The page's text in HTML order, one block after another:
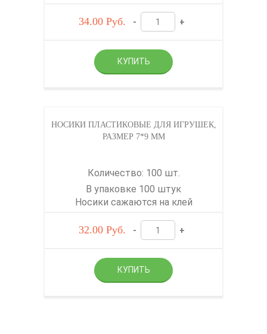
34.00 Руб. - +
НОСИКИ ПЛАСТИКОВЫЕ ДЛЯ ИГРУШЕК,
РАЗМЕР 7*9 ММ
Количество: 100 шт.
В упаковке 100 штук
Носики сажаются на клей
32.00 Руб. - +